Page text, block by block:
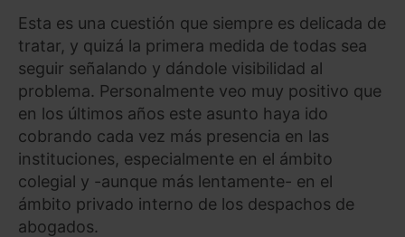
Esta es una cuestión que siempre es delicada de
tratar, y quizá la primera medida de todas sea
seguir señalando y dándole visibilidad al
problema. Personalmente veo muy positivo que
en los últimos años este asunto haya ido
cobrando cada vez más presencia en las
instituciones, especialmente en el ámbito
colegial y -aunque más lentamente- en el
ámbito privado interno de los despachos de
abogados.